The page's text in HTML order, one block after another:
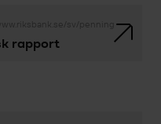
sv/penningpolitik/
rapport